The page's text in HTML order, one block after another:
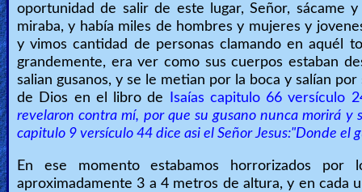
Bible/Study
Jesus
Warfare
oportunidad de salir de este lugar, Señor, sácame
miraba, y había miles de hombres y mujeres y
y vimos cantidad de personas clamando en aquél
grandemente, era ver como sus cuerpos estaban
salian gusanos, y se le metian por la boca y salían
de Dios en el libro de
Isaías capitulo 66 versículo
revelaron contra mí, por que su gusano nunca morirá y
capitulo 9 versículo 44 dice asi el Señor Jesus:"Donde el
En ese momento estabamos horrorizados por
aproximadamente 3 a 4 metros de altura, y en cada